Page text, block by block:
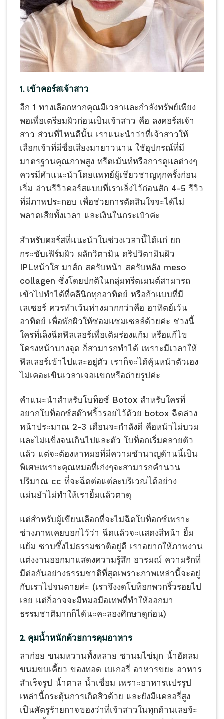
1. เข้าคอร์สเจ้าสาว
อีก 1 ทางเลือกหากคุณมีเวลาและกำลังทรัพย์เพียง
พอเพื่อเตรียมผิวก่อนเป็นเจ้าสาว คือ ลงคอร์สเจ้า
สาว ส่วนที่ไหนดีนั้น เราแนะนำว่าที่เจ้าสาวให้
เลือกเจ้าที่มีชื่อเสียงมายาวนาน ใช้อุปกรณ์ที่มี
มาตรฐานคุณภาพสูง ทรีตเม้นท์หรือการดูแลต่างๆ
ควรมีคำแนะนำโดยแพทย์ผู้เชียวชาญทุกครั้งก่อน
เริ่ม อ่านรีวิวคอร์สแบบที่เราเล็งไว้ก่อนสัก 4-5 รีวิว
ที่มีภาพประกอบ เพื่อช่วยการตัดสินใจจะได้ไม่
พลาดเสียทั้งเวลา และเงินในกระเป๋าค่ะ
สำหรับคอร์สที่แนะนำในช่วงเวลานี้ได้แก่ ยก
กระชับเฟิร์มผิว ผลักวิตามิน ดริปวิตามินผิว
IPLหน้าใส มาส์ก สครับหน้า สครับหลัง meso
collagen ซึ่งโดยปกติในกลุ่มทรีตเมนต์สามารถ
เข้าไปทำได้ที่คลีนิกทุกอาทิตย์ หรือถ้าแบบที่มี
เลเซอร์ ควรทำเว้นห่างมากกว่าคือ อาทิตย์เว้น
อาทิตย์ เพื่อพักผิวให้ซ่อมแซมเซลล์ด้วยค่ะ ช่วงนี้
ใครที่เล็งฉีดฟิลเลอร์เพื่อเติมร่องแก้ม หรือแก้ไข
โครงหน้าบางจุด ก็สามารถทำได้ เพราะมีเวลาให้
ฟิลเลอร์เข้าไปและอยู่ตัว เราก็จะได้คุ้นหน้าตัวเอง
ไม่เคอะเขินเวลาเจอแขกหรือถ่ายรูปค่ะ
คำแนะนำสำหรับโบท็อซ์ Botox สำหรับใครที่
อยากโบท็อกซ์สต๊าฟริ้วรอยไว้ด้วย botox ฉีดล่วง
หน้าประมาณ 2-3 เดือนจะกำลังดี คือหน้าไม่บวม
และไม่แข็งจนเกินไปและตัว โบท็อกเริ่มคลายตัว
แล้ว แต่จะต้องหาหมอที่มีความชำนาญด้านนี้เป็น
พิเศษเพราะคุณหมอที่เก่งๆจะสามารถคำนวน
ปริมาณ cc ที่จะฉีดต่อแต่ละบริเวณได้อย่าง
แม่นยำไม่ทำให้เรายิ้มแล้วตาดุ
แต่สำหรับผู้เขียนเลือกที่จะไม่ฉีดโบท็อกซ์เพราะ
ช่างภาพเคยบอกไว้ว่า ฉีดแล้วจะแสดงสีหน้า ยิ้ม
แย้ม ซาบซึ้งไม่ธรรมชาติอยู่ดี เราอยากให้ภาพงาน
แต่งงานออกมาแสดงความรู้สึก อารมณ์ ความรักที่
มีต่อกันอย่างธรรมชาติที่สุดเพราะภาพเหล่านี้จะอยู่
กับเราไปจนตายค่ะ (เราจึงงดโบท็อกพวกริ้วรอยไป
เลย แต่ก็อาจจะมีหมอมือเทพที่ทำให้ออกมา
ธรรมชาติมากก็ได้นะคะลองศึกษาดูก่อน)
2. คุมน้ำหนักด้วยการคุมอาหาร
ลาก่อย ขนมหวานทั้งหลาย ชานมไข่มุก น้ำอัดลม
ขนมขบเคี้ยว ของทอด เบเกอรี่ อาหารขยะ อาหาร
สำเร็จรูป น้ำตาล น้ำเชื่อม เพราะอาหารแปรรูป
เหล่านี้กระตุ้นการเกิดสิวด้วย และยังมีแคลอรี่สูง
เป็นศัตรูร้ายกาจของว่าที่เจ้าสาวในทุกด้านเลยจ้ะ